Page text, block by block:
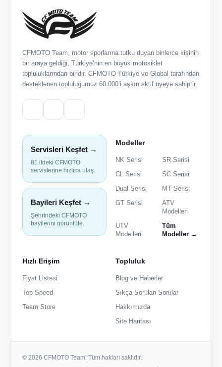
CFMOTO Team, motor sporlarına tutku duyan binlerce kişinin
bir araya geldiği, Türkiye’nin en büyük motosiklet
topluluklarından biridir. CFMOTO Türkiye ve Global tarafından
desteklenen topluluğumuz 60.000’i aşkın aktif üyeye sahiptir.
Servisleri Keşfet →
81 ildeki CFMOTO
servislerine hızlıca ulaş.
Bayileri Keşfet →
Şehrindeki CFMOTO
bayilerini görüntüle.
Modeller
NK Serisi
SR Serisi
CL Serisi
SC Serisi
Dual Serisi
MT Serisi
GT Serisi
ATV
Modelleri
UTV
Modelleri
Tüm
Modeller →
Hızlı Erişim
Fiyat Listesi
Top Speed
Team Store
Topluluk
Blog ve Haberler
Sıkça Sorulan Sorular
Hakkımızda
Site Haritası
© 2026 CFMOTO Team. Tüm hakları saklıdır.